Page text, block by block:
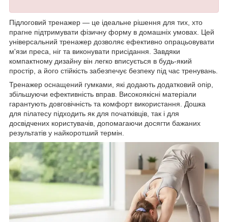
Підлоговий тренажер — це ідеальне рішення для тих, хто
прагне підтримувати фізичну форму в домашніх умовах. Цей
універсальний тренажер дозволяє ефективно опрацьовувати
м'язи преса, ніг та виконувати присідання. Завдяки
компактному дизайну він легко вписується в будь-який
простір, а його стійкість забезпечує безпеку під час тренувань.
Тренажер оснащений гумками, які додають додатковий опір,
збільшуючи ефективність вправ. Високоякісні матеріали
гарантують довговічність та комфорт використання. Дошка
для пілатесу підходить як для початківців, так і для
досвідчених користувачів, допомагаючи досягти бажаних
результатів у найкоротший термін.